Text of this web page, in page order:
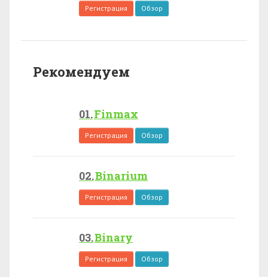
Регистрация Обзор
Рекомендуем
Finmax
Регистрация Обзор
Binarium
Регистрация Обзор
Binary
Регистрация Обзор